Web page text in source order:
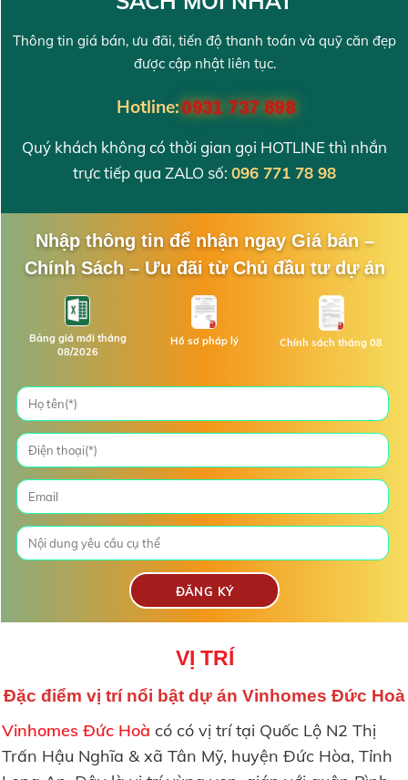
Thông tin giá bán, ưu đãi, tiến độ thanh toán và quỹ căn đẹp
được cập nhật liên tục.
Hotline:0931 737 898
Quý khách không có thời gian gọi HOTLINE thì nhắn
trực tiếp qua ZALO số: 096 771 78 98
Nhập thông tin để nhận ngay Giá bán –
Chính Sách – Ưu đãi từ Chủ đầu tư dự án
Bảng giá mới tháng
08/2026
Hồ sơ pháp lý Chính sách tháng 08
VỊ TRÍ
Đặc điểm vị trí nổi bật dự án Vinhomes Đức Hoà
Vinhomes Đức Hoà có có vị trí tại Quốc Lộ N2 Thị
Trấn Hậu Nghĩa & xã Tân Mỹ, huyện Đức Hòa, Tỉnh